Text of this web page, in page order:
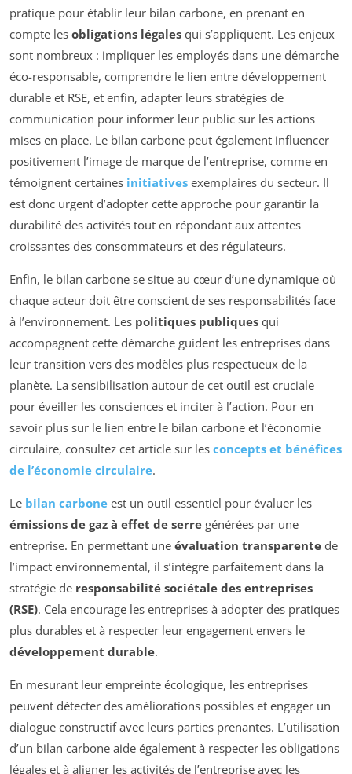
pratique pour établir leur bilan carbone, en prenant en
compte les obligations légales qui s’appliquent. Les enjeux
sont nombreux : impliquer les employés dans une démarche
éco-responsable, comprendre le lien entre développement
durable et RSE, et enfin, adapter leurs stratégies de
communication pour informer leur public sur les actions
mises en place. Le bilan carbone peut également influencer
positivement l’image de marque de l’entreprise, comme en
témoignent certaines initiatives exemplaires du secteur. Il
est donc urgent d’adopter cette approche pour garantir la
durabilité des activités tout en répondant aux attentes
croissantes des consommateurs et des régulateurs.
Enfin, le bilan carbone se situe au cœur d’une dynamique où
chaque acteur doit être conscient de ses responsabilités face
à l’environnement. Les politiques publiques qui
accompagnent cette démarche guident les entreprises dans
leur transition vers des modèles plus respectueux de la
planète. La sensibilisation autour de cet outil est cruciale
pour éveiller les consciences et inciter à l’action. Pour en
savoir plus sur le lien entre le bilan carbone et l’économie
circulaire, consultez cet article sur les concepts et bénéfices
de l’économie circulaire.
Le bilan carbone est un outil essentiel pour évaluer les
émissions de gaz à effet de serre générées par une
entreprise. En permettant une évaluation transparente de
l’impact environnemental, il s’intègre parfaitement dans la
stratégie de responsabilité sociétale des entreprises
(RSE). Cela encourage les entreprises à adopter des pratiques
plus durables et à respecter leur engagement envers le
développement durable.
En mesurant leur empreinte écologique, les entreprises
peuvent détecter des améliorations possibles et engager un
dialogue constructif avec leurs parties prenantes. L’utilisation
d’un bilan carbone aide également à respecter les obligations
légales et à aligner les activités de l’entreprise avec les